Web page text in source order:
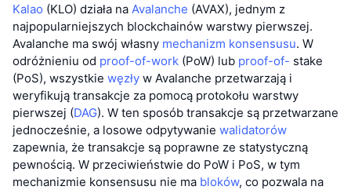
Kalao (KLO) działa na Avalanche (AVAX), jednym z
najpopularniejszych blockchainów warstwy pierwszej.
Avalanche ma swój własny mechanizm konsensusu. W
odróżnieniu od proof-of-work (PoW) lub proof-of- stake
(PoS), wszystkie węzły w Avalanche przetwarzają i
weryfikują transakcje za pomocą protokołu warstwy
pierwszej (DAG). W ten sposób transakcje są przetwarzane
jednocześnie, a losowe odpytywanie walidatorów
zapewnia, że transakcje są poprawne ze statystyczną
pewnością. W przeciwieństwie do PoW i PoS, w tym
mechanizmie konsensusu nie ma bloków, co pozwala na